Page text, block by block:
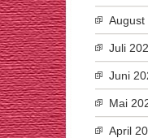
August
Juli
Juni
Mai
April